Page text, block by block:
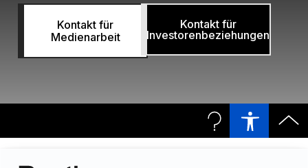
Kontakt für
Medienarbeit
Kontakt für
Investorenbeziehungen